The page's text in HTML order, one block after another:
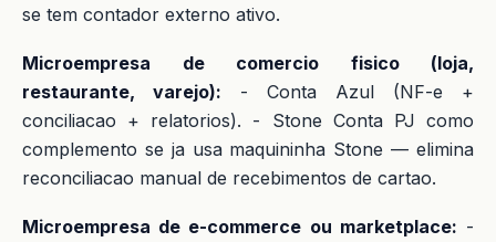
se tem contador externo ativo.
Microempresa de comercio fisico (loja,
restaurante, varejo): - Conta Azul (NF-e +
conciliacao + relatorios). - Stone Conta PJ como
complemento se ja usa maquininha Stone — elimina
reconciliacao manual de recebimentos de cartao.
Microempresa de e-commerce ou marketplace: -